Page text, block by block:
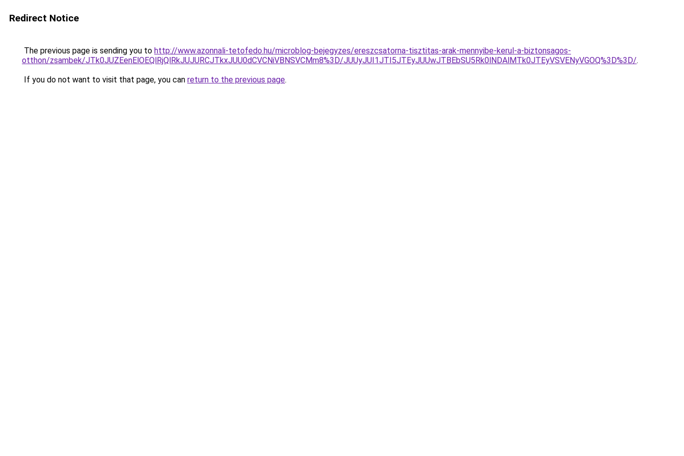
Redirect Notice
The previous page is sending you to http://www.azonnali-tetofedo.hu/microblog-bejegyzes/ereszcsatorna-tisztitas-arak-mennyibe-kerul-a-biztonsagos-
otthon/zsambek/JTk0JUZEenElOEQlRjQlRkJUJURCJTkxJUU0dCVCNiVBNSVCMm8%3D/JUUyJUI1JTI5JTEyJUUwJTBEbSU5Rk0lNDAlMTk0JTEyVSVENyVGOQ%3D%3D/.
If you do not want to visit that page, you can return to the previous page.